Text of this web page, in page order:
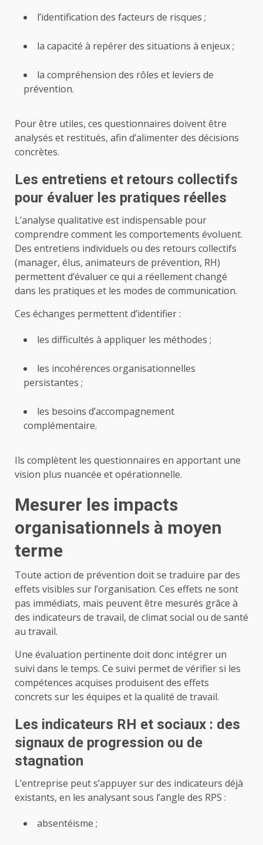
l’identification des facteurs de risques ;
la capacité à repérer des situations à enjeux ;
la compréhension des rôles et leviers de
prévention.
Pour être utiles, ces questionnaires doivent être
analysés et restitués, afin d’alimenter des décisions
concrètes.
Les entretiens et retours collectifs
pour évaluer les pratiques réelles
L’analyse qualitative est indispensable pour
comprendre comment les comportements évoluent.
Des entretiens individuels ou des retours collectifs
(manager, élus, animateurs de prévention, RH)
permettent d’évaluer ce qui a réellement changé
dans les pratiques et les modes de communication.
Ces échanges permettent d’identifier :
les difficultés à appliquer les méthodes ;
les incohérences organisationnelles
persistantes ;
les besoins d’accompagnement
complémentaire.
Ils complètent les questionnaires en apportant une
vision plus nuancée et opérationnelle.
Mesurer les impacts
organisationnels à moyen
terme
Toute action de prévention doit se traduire par des
effets visibles sur l’organisation. Ces effets ne sont
pas immédiats, mais peuvent être mesurés grâce à
des indicateurs de travail, de climat social ou de santé
au travail.
Une évaluation pertinente doit donc intégrer un
suivi dans le temps. Ce suivi permet de vérifier si les
compétences acquises produisent des effets
concrets sur les équipes et la qualité de travail.
Les indicateurs RH et sociaux : des
signaux de progression ou de
stagnation
L’entreprise peut s’appuyer sur des indicateurs déjà
existants, en les analysant sous l’angle des RPS :
absentéisme ;